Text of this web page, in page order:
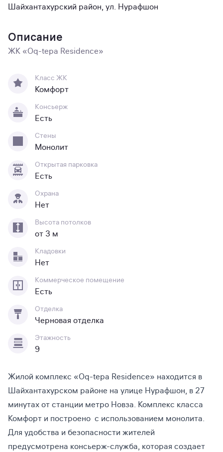
Шайхантахурский район, ул. Нурафшон
Описание
ЖК «Oq-tepa Residence»
Класс ЖК
Комфорт
Консьерж
Есть
Стены
Монолит
Открытая парковка
Есть
Охрана
Нет
Высота потолков
от 3 м
Кладовки
Нет
Коммерческое помещение
Есть
Отделка
Черновая отделка
Этажность
9
Жилой комплекс «Oq-tepa Residence» находится в
Шайхантахурском районе на улице Нурафшон, в 27
минутах от станции метро Новза. Комплекс класса
Комфорт и построено с использованием монолита.
Для удобства и безопасности жителей
предусмотрена консьерж-служба, которая создает